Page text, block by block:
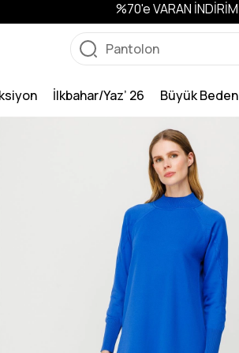
%70'e VARAN İNDİRİM
İlkbahar/Yaz’ 26 Büyük Beden